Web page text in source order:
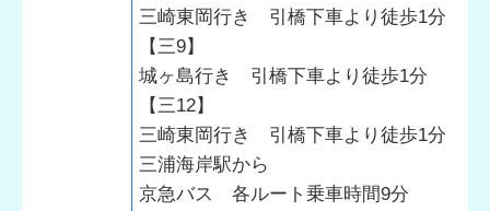
三崎東岡行き 引橋下車より徒歩1分
【三9】
城ヶ島行き 引橋下車より徒歩1分
【三12】
三崎東岡行き 引橋下車より徒歩1分
三浦海岸駅から
京急バス 各ルート乗車時間9分